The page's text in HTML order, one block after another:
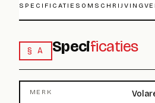
SPECIFICATIES OMSCHRIJVING
§ A Specificaties
MERK